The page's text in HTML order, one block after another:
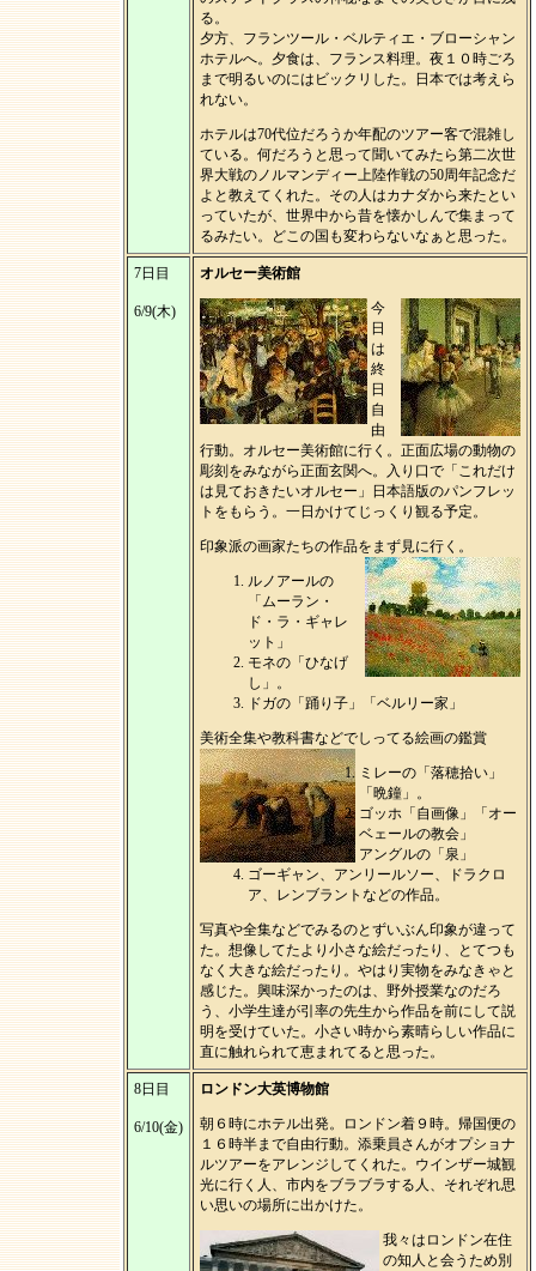
る。
夕方、フランツール・ベルティエ・ブローシャン
ホテルへ。夕食は、フランス料理。夜１０時ごろ
まで明るいのにはビックリした。日本では考えら
れない。
ホテルは70代位だろうか年配のツアー客で混雑し
ている。何だろうと思って聞いてみたら第二次世
界大戦のノルマンディー上陸作戦の50周年記念だ
よと教えてくれた。その人はカナダから来たとい
っていたが、世界中から昔を懐かしんで集まって
るみたい。どこの国も変わらないなぁと思った。
7日目
6/9(木)
オルセー美術館
今
日
は
終
日
自
由
行動。オルセー美術館に行く。正面広場の動物の
彫刻をみながら正面玄関へ。入り口で「これだけ
は見ておきたいオルセー」日本語版のパンフレッ
トをもらう。一日かけてじっくり観る予定。
印象派の画家たちの作品をまず見に行く。
ルノアールの
「ムーラン・
ド・ラ・ギャレ
ット」
モネの「ひなげ
し」。
ドガの「踊り子」「ベルリー家」
美術全集や教科書などでしってる絵画の鑑賞
ミレーの「落穂拾い」
「晩鐘」。
ゴッホ「自画像」「オー
ベェールの教会」
アングルの「泉」
ゴーギャン、アンリールソー、ドラクロ
ア、レンブラントなどの作品。
写真や全集などでみるのとずいぶん印象が違って
た。想像してたより小さな絵だったり、とてつも
なく大きな絵だったり。やはり実物をみなきゃと
感じた。興味深かったのは、野外授業なのだろ
う、小学生達が引率の先生から作品を前にして説
明を受けていた。小さい時から素晴らしい作品に
直に触れられて恵まれてると思った。
8日目
6/10(金)
ロンドン大英博物館
朝６時にホテル出発。ロンドン着９時。帰国便の
１６時半まで自由行動。添乗員さんがオプショナ
ルツアーをアレンジしてくれた。ウインザー城観
光に行く人、市内をブラブラする人、それぞれ思
い思いの場所に出かけた。
我々はロンドン在住
の知人と会うため別